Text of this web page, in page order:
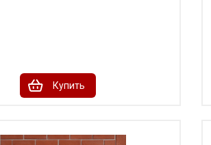
Купить